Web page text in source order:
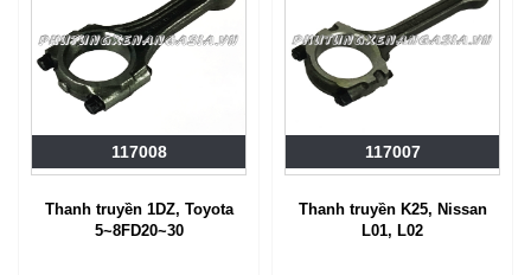
117008
Thanh truyền 1DZ, Toyota
5~8FD20~30
117007
Thanh truyền K25, Nissan
L01, L02